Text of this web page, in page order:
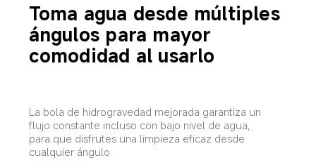
Toma agua desde múltiples
ángulos para mayor
comodidad al usarlo
La bola de hidrogravedad mejorada garantiza un
flujo constante incluso con bajo nivel de agua,
para que disfrutes una limpieza eficaz desde
cualquier ángulo